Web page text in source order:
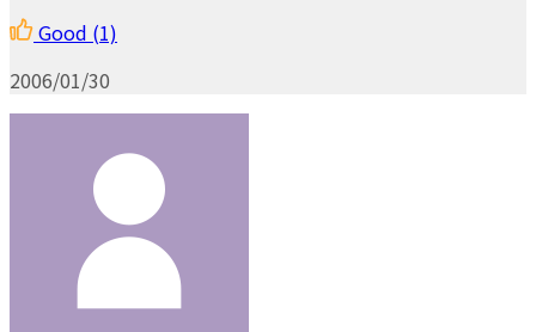
Good (1)
2006/01/30